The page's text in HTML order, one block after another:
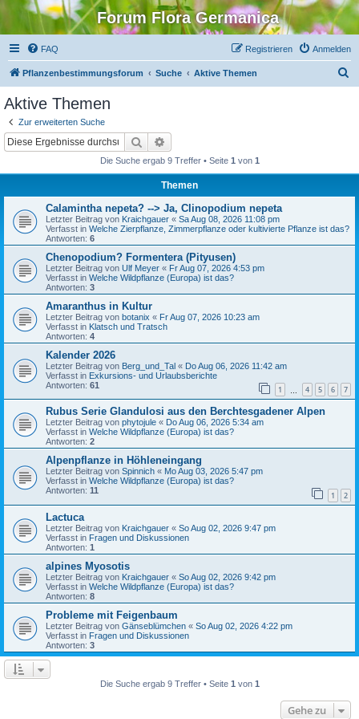
Forum Flora Germanica
FAQ Anmelden
Registrieren
Pflanzenbestimmungsforum Suche Aktive Themen
Aktive Themen
Zur erweiterten Suche
Suche
Die Suche ergab 9 Treffer • Seite 1 von 1
Themen
Calamintha nepeta? --> Ja, Clinopodium nepeta
Letzter Beitrag von Kraichgauer « Sa Aug 08, 2026 11:08 pm
Verfasst in Welche Zierpflanze, Zimmerpflanze oder kultivierte Pflanze ist das?
Antworten: 6
Chenopodium? Formentera (Pityusen)
Letzter Beitrag von Ulf Meyer « Fr Aug 07, 2026 4:53 pm
Verfasst in Welche Wildpflanze (Europa) ist das?
Antworten: 3
Amaranthus in Kultur
Letzter Beitrag von botanix « Fr Aug 07, 2026 10:23 am
Verfasst in Klatsch und Tratsch
Antworten: 4
Kalender 2026
Letzter Beitrag von Berg_und_Tal « Do Aug 06, 2026 11:42 am
Verfasst in Exkursions- und Urlaubsberichte
Antworten: 61 1 4 5 6 7
Rubus Serie Glandulosi aus den Berchtesgadener Alpen
Letzter Beitrag von phytojule « Do Aug 06, 2026 5:34 am
Verfasst in Welche Wildpflanze (Europa) ist das?
Antworten: 2
Alpenpflanze in Höhleneingang
Letzter Beitrag von Spinnich « Mo Aug 03, 2026 5:47 pm
Verfasst in Welche Wildpflanze (Europa) ist das?
Antworten: 11 1 2
Lactuca
Letzter Beitrag von Kraichgauer « So Aug 02, 2026 9:47 pm
Verfasst in Fragen und Diskussionen
Antworten: 1
alpines Myosotis
Letzter Beitrag von Kraichgauer « So Aug 02, 2026 9:42 pm
Verfasst in Welche Wildpflanze (Europa) ist das?
Antworten: 8
Probleme mit Feigenbaum
Letzter Beitrag von Gänseblümchen « So Aug 02, 2026 4:22 pm
Verfasst in Fragen und Diskussionen
Antworten: 3
Die Suche ergab 9 Treffer • Seite 1 von 1
Gehe zu